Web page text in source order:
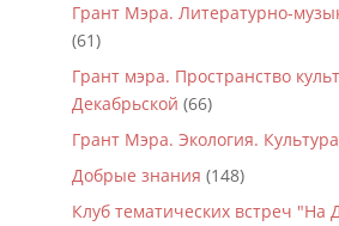
Грант Мэра. Литературно-
(61)
Грант мэра. Пространство
Декабрьской (66)
Грант Мэра. Экология.
Добрые знания (148)
Клуб тематических встреч "На